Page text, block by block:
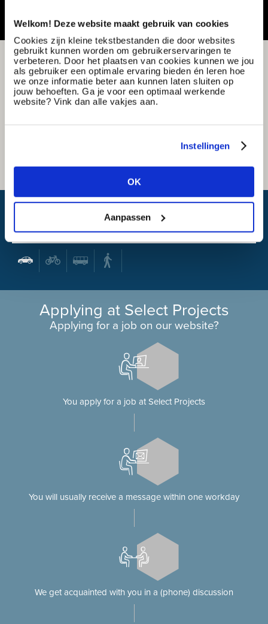
Welkom! Deze website maakt gebruik van cookies
Cookies zijn kleine tekstbestanden die door websites
gebruikt kunnen worden om gebruikerservaringen te
verbeteren. Door het plaatsen van cookies kunnen we jou
als gebruiker een optimale ervaring bieden én leren hoe
we onze informatie beter aan kunnen laten sluiten op
jouw behoeften. Ga je voor een optimaal werkende
website? Vink dan alle vakjes aan.
Instellingen
OK
Aanpassen
Applying at Select Projects
Applying for a job on our website?
You apply for a job at Select Projects
You will usually receive a message within one workday
We get acquainted with you in a (phone) discussion